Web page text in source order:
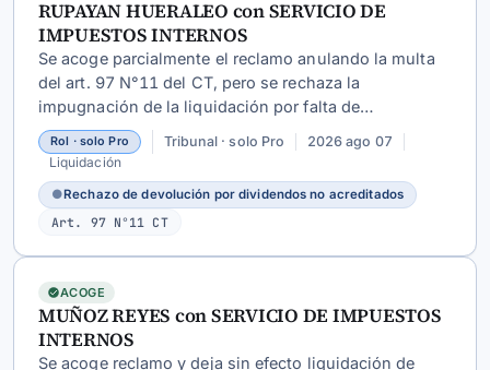
RUPAYAN HUERALEO con SERVICIO DE
IMPUESTOS INTERNOS
Se acoge parcialmente el reclamo anulando la multa
del art. 97 N°11 del CT, pero se rechaza la
impugnación de la liquidación por falta de
acreditación de la calidad de accionista y percepción
de dividendos, reconociendo válida la prescripción
extraordinaria de 6 años por declaración
maliciosamente falsa.
Rol · solo Pro Tribunal · solo Pro
2026 ago 07
Liquidación
●Rechazo de devolución por dividendos no acreditados
Art. 97 N°11 CT
ACOGE
MUÑOZ REYES con SERVICIO DE IMPUESTOS
INTERNOS
Se acoge reclamo y deja sin efecto liquidación de